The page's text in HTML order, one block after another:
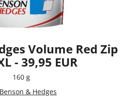
Volume Red Zip
- 39,95 EUR
160 g
Benson & Hedges